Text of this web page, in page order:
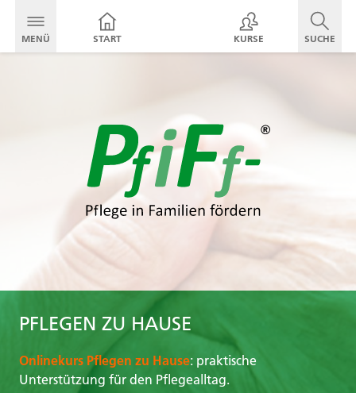
MENÜ START KURSE SUCHE
PFLEGEN ZU HAUSE
Onlinekurs Pflegen zu Hause: praktische
Unterstützung für den Pflegealltag.